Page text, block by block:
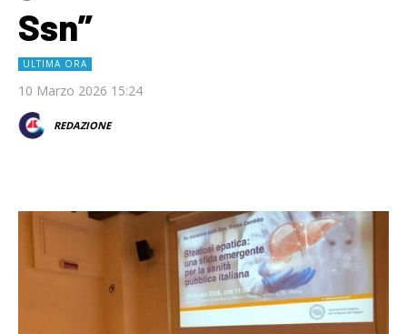
Ssn”
ULTIMA ORA
10 Marzo 2026 15:24
REDAZIONE